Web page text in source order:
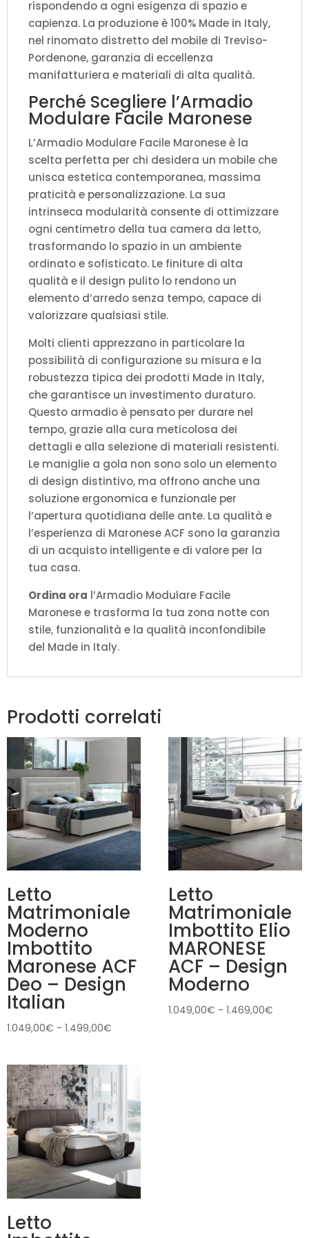
rispondendo a ogni esigenza di spazio e
capienza. La produzione è 100% Made in Italy,
nel rinomato distretto del mobile di Treviso-
Pordenone, garanzia di eccellenza
manifatturiera e materiali di alta qualità.
Perché Scegliere l’Armadio
Modulare Facile Maronese
L’Armadio Modulare Facile Maronese è la
scelta perfetta per chi desidera un mobile che
unisca estetica contemporanea, massima
praticità e personalizzazione. La sua
intrinseca modularità consente di ottimizzare
ogni centimetro della tua camera da letto,
trasformando lo spazio in un ambiente
ordinato e sofisticato. Le finiture di alta
qualità e il design pulito lo rendono un
elemento d’arredo senza tempo, capace di
valorizzare qualsiasi stile.
Molti clienti apprezzano in particolare la
possibilità di configurazione su misura e la
robustezza tipica dei prodotti Made in Italy,
che garantisce un investimento duraturo.
Questo armadio è pensato per durare nel
tempo, grazie alla cura meticolosa dei
dettagli e alla selezione di materiali resistenti.
Le maniglie a gola non sono solo un elemento
di design distintivo, ma offrono anche una
soluzione ergonomica e funzionale per
l’apertura quotidiana delle ante. La qualità e
l’esperienza di Maronese ACF sono la garanzia
di un acquisto intelligente e di valore per la
tua casa.
Ordina ora l’Armadio Modulare Facile
Maronese e trasforma la tua zona notte con
stile, funzionalità e la qualità inconfondibile
del Made in Italy.
Prodotti correlati
Letto
Matrimoniale
Moderno
Imbottito
Maronese ACF
Deo – Design
Italian
1.049,00€ - 1.499,00€
da
1.049,00€
a
1.499,00€
Letto
Matrimoniale
Imbottito Elio
MARONESE
ACF – Design
Moderno
1.049,00€ - 1.469,00€
Letto